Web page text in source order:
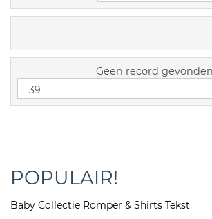
Geen record gevonden
POPULAIR!
Baby Collectie Romper & Shirts Tekst